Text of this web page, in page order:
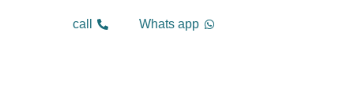
Whats app
call